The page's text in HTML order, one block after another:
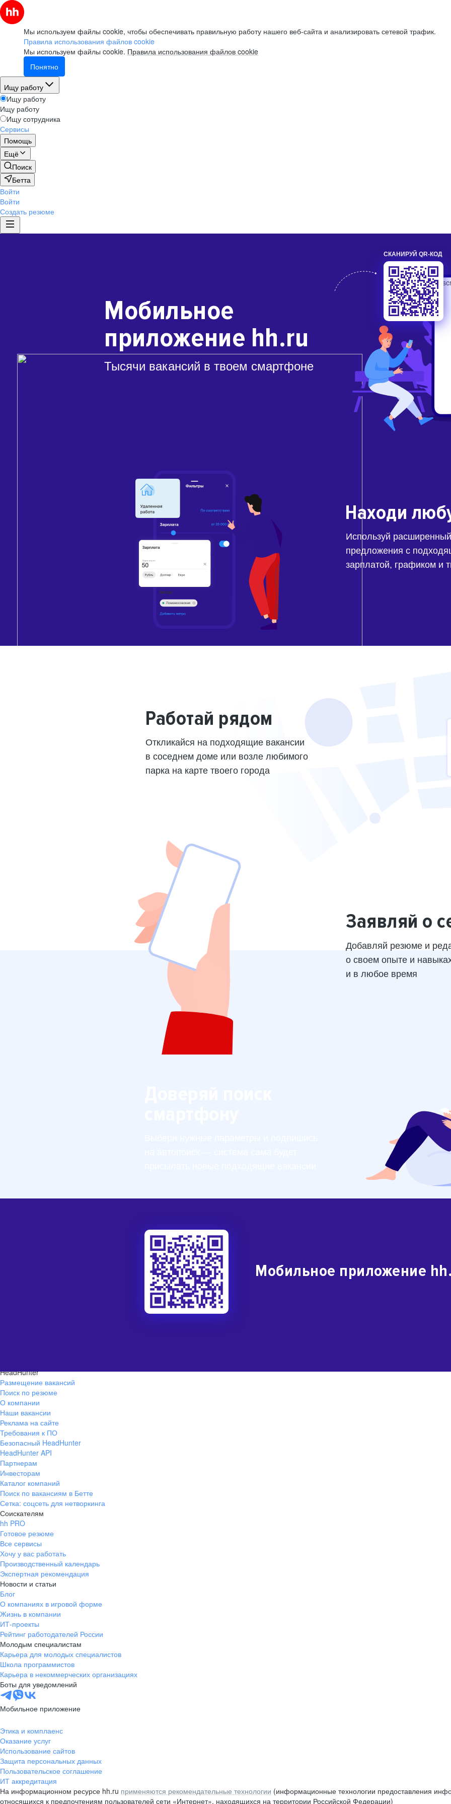
Мы используем файлы cookie, чтобы обеспечивать правильную работу нашего веб-сайта и анализировать сетевой трафик.
Правила использования файлов cookie
Мы используем файлы cookie. Правила использования файлов cookie
Понятно
Ищу работу
Ищу работу
Ищу работу
Ищу сотрудника
Сервисы
Помощь
Ещё
Поиск
Бетта
Войти
Войти
Создать резюме
Мобильное
приложение hh.ru
Тысячи вакансий в твоем смартфоне
СКАНИРУЙ QR-КОД
Находи
Используй
предложения с
зарплатой, графиком и
Работай рядом
Откликайся на подходящие вакансии
в соседнем доме или возле любимого
парка на карте твоего города
Заявляй о
Добавляй резюме и
о своем опыте и
и в любое время
Мобильное приложение
HeadHunter
Размещение вакансий
Поиск по резюме
О компании
Наши вакансии
Реклама на сайте
Требования к ПО
Безопасный HeadHunter
HeadHunter API
Партнерам
Инвесторам
Каталог компаний
Поиск по вакансиям в Бетте
Сетка: соцсеть для нетворкинга
Соискателям
hh PRO
Готовое резюме
Все сервисы
Хочу у вас работать
Производственный календарь
Экспертная рекомендация
Новости и статьи
Блог
О компаниях в игровой форме
Жизнь в компании
ИТ-проекты
Рейтинг работодателей России
Молодым специалистам
Карьера для молодых специалистов
Школа программистов
Карьера в некоммерческих организациях
Боты для уведомлений
Мобильное приложение
Этика и комплаенс
Оказание услуг
Использование сайтов
Защита персональных данных
Пользовательское соглашение
ИТ аккредитация
На информационном ресурсе hh.ru применяются рекомендательные технологии (информационные технологии предоставления
относящихся к предпочтениям пользователей сети «Интернет», находящихся на территории Российской Федерации)